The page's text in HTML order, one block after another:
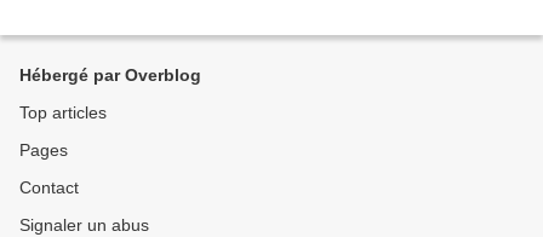
Hébergé par Overblog
Top articles
Pages
Contact
Signaler un abus